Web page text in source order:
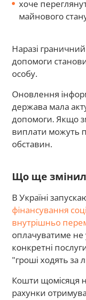
хоче
майнового
Наразі
допомоги
особу.
Оновлення
держава мала
допомоги. Якщо
виплати можуть
обставин.
Що ще
В Україні
фінансування
внутрішньо
оплачуватиме не
конкретні
"гроші ходять
Кошти щомісяця
рахунки